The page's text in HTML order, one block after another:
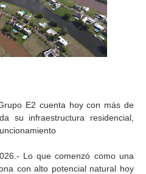
E2 cuenta hoy con más de
su infraestructura residencial,
Lo que comenzó como una
con alto potencial natural hoy